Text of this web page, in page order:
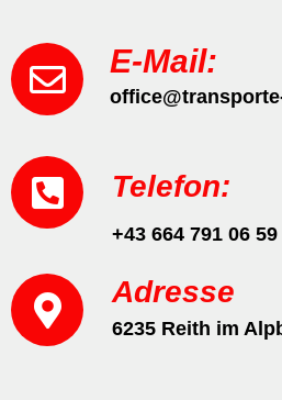
E-Mail:
Telefon:
+43 664 791 06 59
Adresse
6235 Reith im